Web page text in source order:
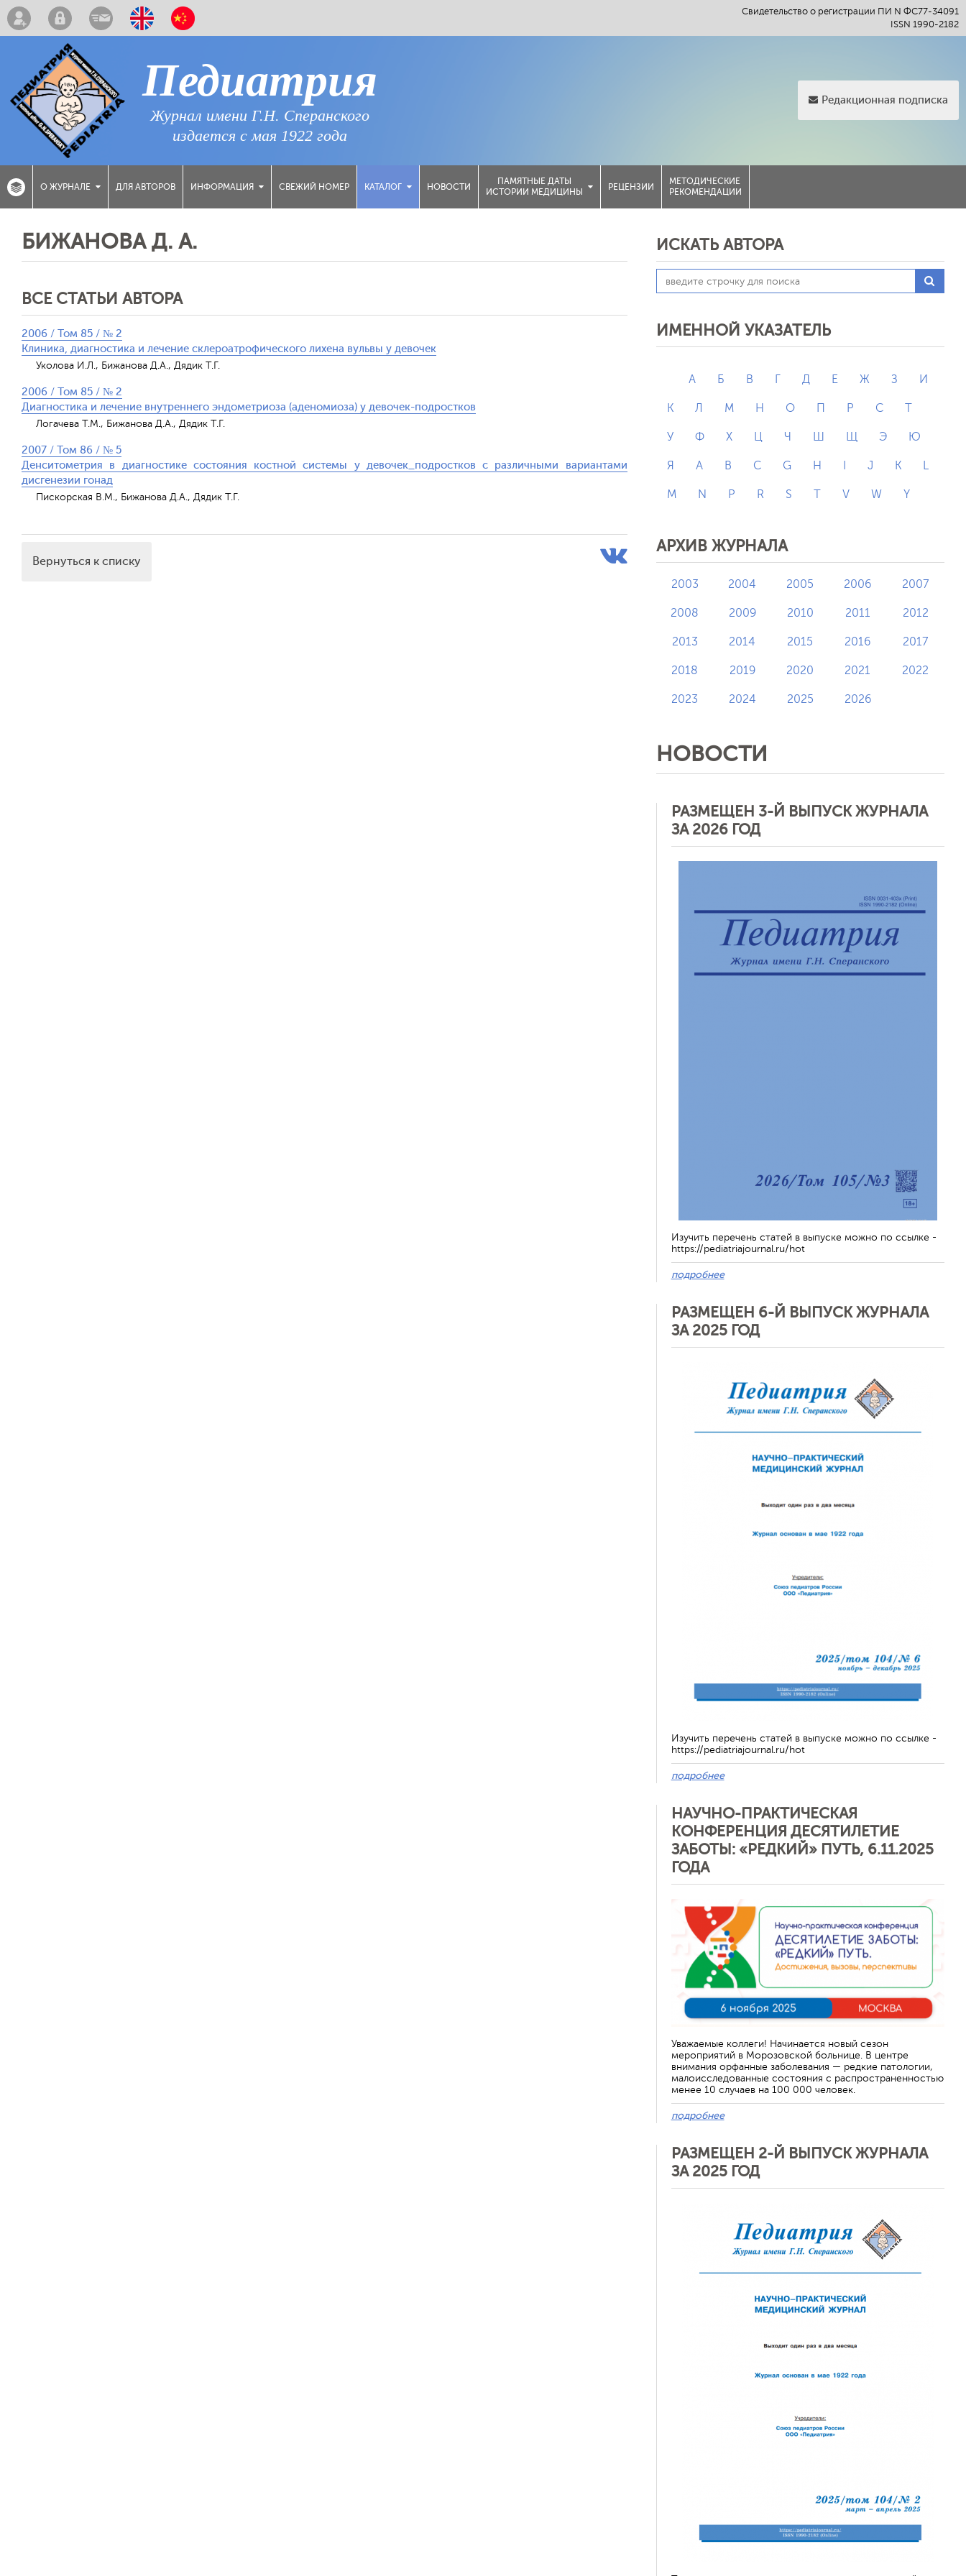
Свидетельство о регистрации ПИ N ФС77-34091
ISSN 1990-2182
Педиатрия
Журнал имени Г.Н. Сперанского
издается с мая 1922 года
Редакционная подписка
О ЖУРНАЛЕ ДЛЯ АВТОРОВ ИНФОРМАЦИЯ СВЕЖИЙ НОМЕР КАТАЛОГ НОВОСТИ
ПАМЯТНЫЕ ДАТЫ
ИСТОРИИ МЕДИЦИНЫ
РЕЦЕНЗИИ
МЕТОДИЧЕСКИЕ
РЕКОМЕНДАЦИИ
БИЖАНОВА Д. А.
ВСЕ СТАТЬИ АВТОРА
2006 / Том 85 / № 2
Клиника, диагностика и лечение склероатрофического лихена вульвы у девочек
Уколова И.Л., Бижанова Д.А., Дядик Т.Г.
2006 / Том 85 / № 2
Диагностика и лечение внутреннего эндометриоза (аденомиоза) у девочек-подростков
Логачева Т.М., Бижанова Д.А., Дядик Т.Г.
2007 / Том 86 / № 5
Денситометрия в диагностике состояния костной системы у девочек_подростков с различными вариантами
дисгенезии гонад
Пискорская В.М., Бижанова Д.А., Дядик Т.Г.
Вернуться к списку
ИСКАТЬ АВТОРА
ИМЕННОЙ УКАЗАТЕЛЬ
А Б В Г Д Е Ж З И
К Л М Н О П Р С Т
У Ф Х Ц Ч Ш Щ Э Ю
Я A B C G H J K L
M N P R S T V W Y
АРХИВ ЖУРНАЛА
2003 2004 2005 2006 2007
2008 2009 2010 2011 2012
2013 2014 2015 2016 2017
2018 2019 2020 2021 2022
2023 2024 2025 2026
НОВОСТИ
РАЗМЕЩЕН 3-Й ВЫПУСК ЖУРНАЛА
ЗА 2026 ГОД
Изучить перечень статей в выпуске можно по ссылке -
https://pediatriajournal.ru/hot
подробнее
РАЗМЕЩЕН 6-Й ВЫПУСК ЖУРНАЛА
ЗА 2025 ГОД
Изучить перечень статей в выпуске можно по ссылке -
https://pediatriajournal.ru/hot
подробнее
НАУЧНО-ПРАКТИЧЕСКАЯ
КОНФЕРЕНЦИЯ ДЕСЯТИЛЕТИЕ
ЗАБОТЫ: «РЕДКИЙ» ПУТЬ, 6.11.2025
ГОДА
Уважаемые коллеги! Начинается новый сезон
мероприятий в Морозовской больнице. В центре
внимания орфанные заболевания — редкие патологии,
малоисследованные состояния с распространенностью
менее 10 случаев на 100 000 человек.
подробнее
РАЗМЕЩЕН 2-Й ВЫПУСК ЖУРНАЛА
ЗА 2025 ГОД
Отменить